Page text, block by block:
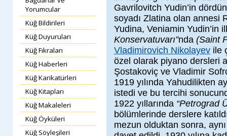
Yorumcular
Küğ Bildirileri
Küğ Duyuruları
Küğ Fıkraları
Küğ Haberleri
Küğ Karikatürleri
Küğ Kitapları
Küğ Makaleleri
Küğ Öyküleri
Küğ Söyleşileri
Gavrilovitch Yudin’in
soyadı Zlatina olan annesi
Yudina, Veniamin Yudin’in
Konservatuvarı”nda (Saint
Vladimirovich Nikolayev ile
özel olarak piyano dersleri
Şostakoviç ve Vladimir
1919 yılında Yahudilikten
istedi ve bu tercihi
1922 yıllarında “Petrograd
bölümlerinde derslere
mezun olduktan sonra,